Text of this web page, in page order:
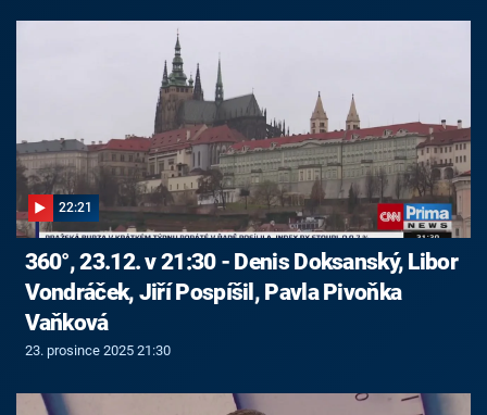
22:21
360°, 23.12. v 21:30 - Denis Doksanský, Libor
Vondráček, Jiří Pospíšil, Pavla Pivoňka
Vaňková
23. prosince 2025 21:30